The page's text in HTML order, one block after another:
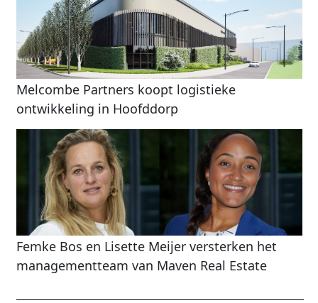
Melcombe Partners koopt logistieke
ontwikkeling in Hoofddorp
Femke Bos en Lisette Meijer versterken het
managementteam van Maven Real Estate